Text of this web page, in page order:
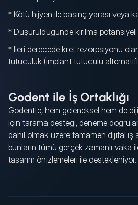
* Kötü hijyen ile basınç yarası veya
* Düşürüldüğünde kırılma potansiyeli
* İleri derecede kret rezorpsiyonu
tutuculuk (implant tutuculu
Godent ile İş Ortaklığı
Godentte, hem geleneksel hem de
için tarama desteği, deneme
dahil olmak üzere tamamen dijital iş
bunların tümü gerçek zamanlı vaka
tasarım önizlemeleri ile destekleniyor.